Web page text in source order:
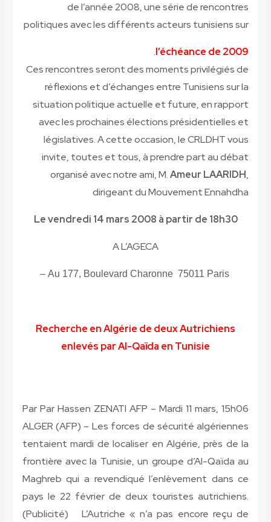
de l’année 2008, une série de rencontres
politiques avec les différents acteurs tunisiens sur
l’échéance de 2009
.
Ces rencontres seront des moments privilégiés de
réflexions et d’échanges entre Tunisiens sur la
situation politique actuelle et future, en rapport
avec les prochaines élections présidentielles et
législatives. A cette occasion, le CRLDHT vous
invite, toutes et tous, à prendre part au débat
organisé avec notre ami, M. Ameur LAARIDH,
dirigeant du Mouvement Ennahdha
Le vendredi 14 mars 2008 à partir de 18h30
A L’AGECA
Au 177, Boulevard Charonne
75011 Paris –
Recherche en Algérie de deux Autrichiens
enlevés par Al-Qaïda en Tunisie
Par Par Hassen ZENATI AFP – Mardi 11 mars, 15h06
ALGER (AFP) – Les forces de sécurité algériennes
tentaient mardi de localiser en Algérie, près de la
frontière avec la Tunisie, un groupe d’Al-Qaïda au
Maghreb qui a revendiqué l’enlèvement dans ce
pays le 22 février de deux touristes autrichiens.
(Publicité) L’Autriche « n’a pas encore reçu de